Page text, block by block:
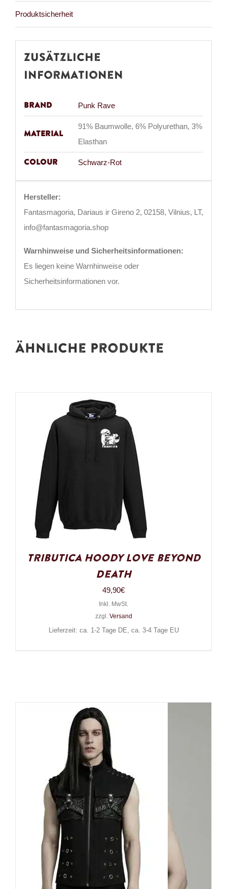
Produktsicherheit
Zusätzliche
Informationen
Brand Punk Rave
Material
91% Baumwolle, 6% Polyurethan, 3%
Elasthan
Colour Schwarz-Rot
Hersteller:
Fantasmagoria, Dariaus ir Gireno 2, 02158, Vilnius, LT,
info@fantasmagoria.shop
Warnhinweise und Sicherheitsinformationen:
Es liegen keine Warnhinweise oder
Sicherheitsinformationen vor.
Ähnliche Produkte
Tributica Hoody Love beyond
Death
49,90€
Inkl. MwSt.
zzgl. Versand
Lieferzeit: ca. 1-2 Tage DE, ca. 3-4 Tage EU